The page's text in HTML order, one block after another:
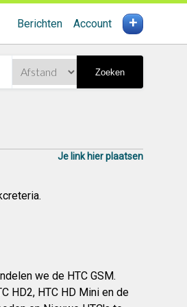
Berichten Account +
Zoeken
Je link hier plaatsen
we de HTC GSM.
HD2, HTC HD Mini en de